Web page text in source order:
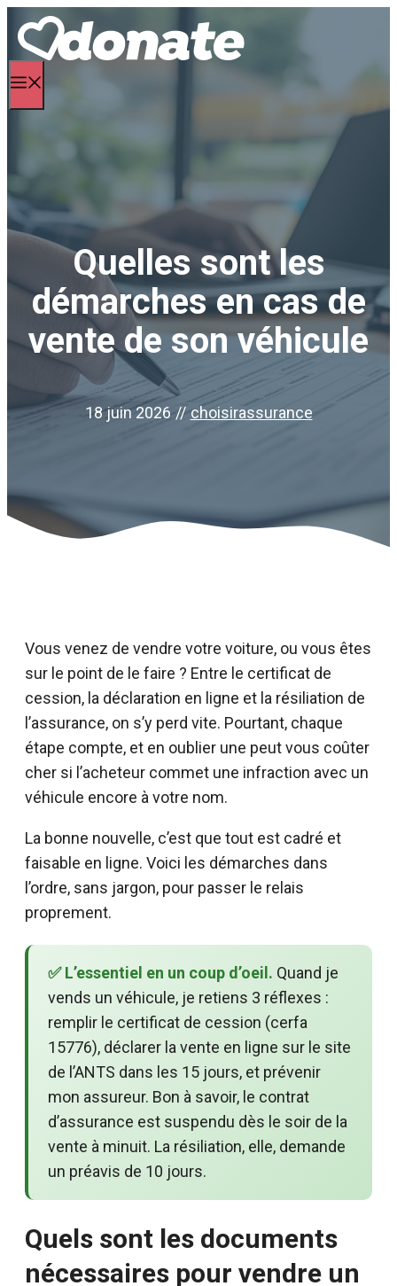
Aller
contenu
Quelles sont les
démarches en cas de
vente de son véhicule
18 juin 2026 // choisirassurance
Vous venez de vendre votre voiture, ou vous êtes
sur le point de le faire ? Entre le certificat de
cession, la déclaration en ligne et la résiliation de
l’assurance, on s’y perd vite. Pourtant, chaque
étape compte, et en oublier une peut vous coûter
cher si l’acheteur commet une infraction avec un
véhicule encore à votre nom.
La bonne nouvelle, c’est que tout est cadré et
faisable en ligne. Voici les démarches dans
l’ordre, sans jargon, pour passer le relais
proprement.
✅ L’essentiel en un coup d’oeil. Quand je
vends un véhicule, je retiens 3 réflexes :
remplir le certificat de cession (cerfa
15776), déclarer la vente en ligne sur le site
de l’ANTS dans les 15 jours, et prévenir
mon assureur. Bon à savoir, le contrat
d’assurance est suspendu dès le soir de la
vente à minuit. La résiliation, elle, demande
un préavis de 10 jours.
Quels sont les documents
nécessaires pour vendre un